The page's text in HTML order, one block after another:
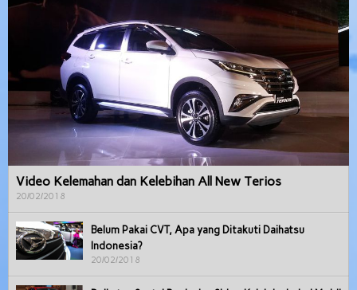
Video Kelemahan dan Kelebihan All New Terios
20/02/2018
Belum Pakai CVT, Apa yang Ditakuti Daihatsu
Indonesia?
20/02/2018